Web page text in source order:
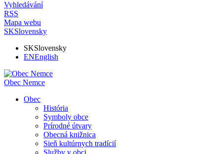
Vyhledávání
RSS
Mapa webu
SKSlovensky
SKSlovensky
ENEnglish
Obec Nemce
Obec
História
Symboly obce
Prírodné útvary
Obecná knižnica
Sieň kultúrnych tradícií
Služby v obci